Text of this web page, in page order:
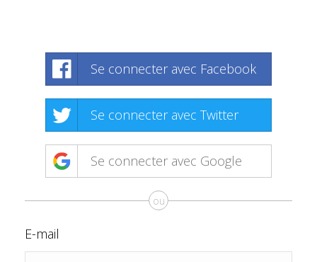
Se connecter avec Facebook
Se connecter avec Twitter
Se connecter avec Google
ou
E-mail